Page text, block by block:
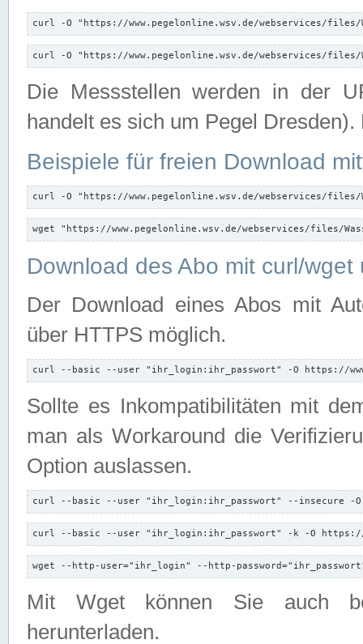
curl -O "https://www.pegelonline.wsv.de/webservices/files/
curl -O "https://www.pegelonline.wsv.de/webservices/files/
Die Messstellen werden in der
handelt es sich um Pegel
Beispiele für freien Download
curl -O "https://www.pegelonline.wsv.de/webservices/files/
wget "https://www.pegelonline.wsv.de/webservices/files/
Download des Abo mit curl/
Der Download eines Abos mit
über HTTPS möglich.
curl --basic --user "ihr_login:ihr_passwort" -O https://
Sollte es Inkompatibilitäten mit
man als Workaround die
Option auslassen.
curl --basic --user "ihr_login:ihr_passwort" --insecure -
curl --basic --user "ihr_login:ihr_passwort" -k -O https://
wget --http-user="ihr_login" --http-
Mit Wget können Sie auch
herunterladen.